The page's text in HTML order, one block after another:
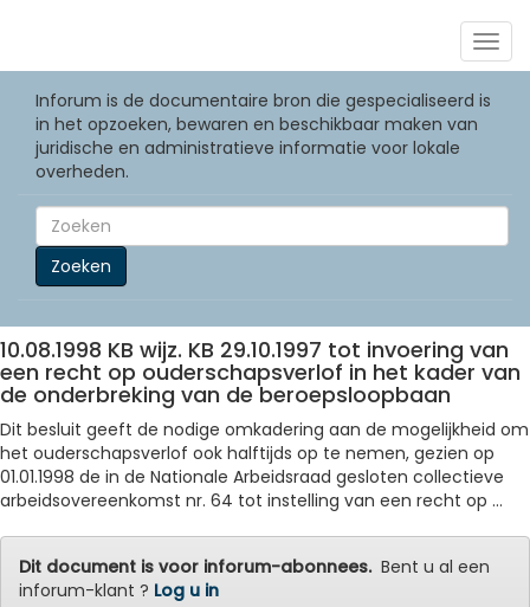
Inforum is de documentaire bron die gespecialiseerd is
in het opzoeken, bewaren en beschikbaar maken van
juridische en administratieve informatie voor lokale
overheden.
Zoeken
10.08.1998 KB wijz. KB 29.10.1997 tot invoering van
een recht op ouderschapsverlof in het kader van
de onderbreking van de beroepsloopbaan
Dit besluit geeft de nodige omkadering aan de mogelijkheid om
het ouderschapsverlof ook halftijds op te nemen, gezien op
01.01.1998 de in de Nationale Arbeidsraad gesloten collectieve
arbeidsovereenkomst nr. 64 tot instelling van een recht op ...
Dit document is voor inforum-abonnees.Bent u al een
inforum-klant ? Log u in